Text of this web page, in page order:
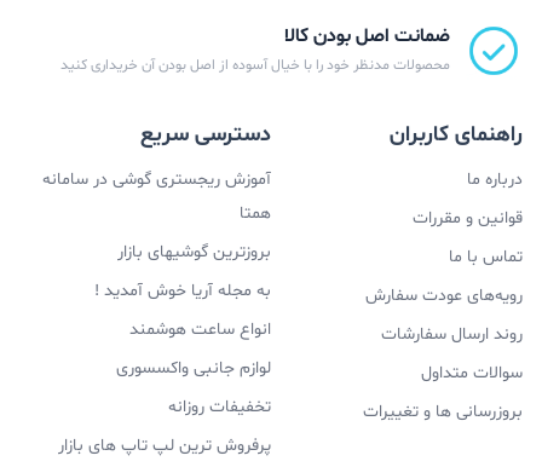
داراست. یکی دیگر از ویژگی‌های این گوشی میان‌رده مربوط به
نرخ تازه سازی 90 هرتزی می‌باشد که باعث می‌شود تا تجربه
کار با رابط کاربری بیش از پیش جذاب‌تر شود.
اسپیکر گوشی سامسونگ A72
A72 دارای یک اسپیکر است اما در زمانی که شما قصد
تماشای ویدئو یا گوش دادن به موسیقی را داشته باشید،
اسپیکر مکالمه نیز فعال خواهد شد و می‌تواند در سطح خوبی
ضمانت اصل بودن کالا
محصولات مدنظر خود را با خیال آسوده از اصل بودن آن خریداری کنید
راهنمای کاربران
درباره ما
قوانین و مقررات
تماس با ما
رویه‌های عودت سفارش
روند ارسال سفارشات
سوالات متداول
بروزرسانی ها و تغییرات
دسترسی سریع
آموزش ریجستری گوشی در سامانه
همتا
بروزترین گوشیهای بازار
به مجله آریا خوش آمدید !
انواع ساعت هوشمند
لوازم جانبی واکسسوری
تخفیفات روزانه
پرفروش ترین لپ تاپ های بازار